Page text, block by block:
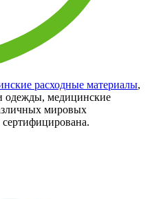
расходные материалы,
одежды, медицинские
мировых